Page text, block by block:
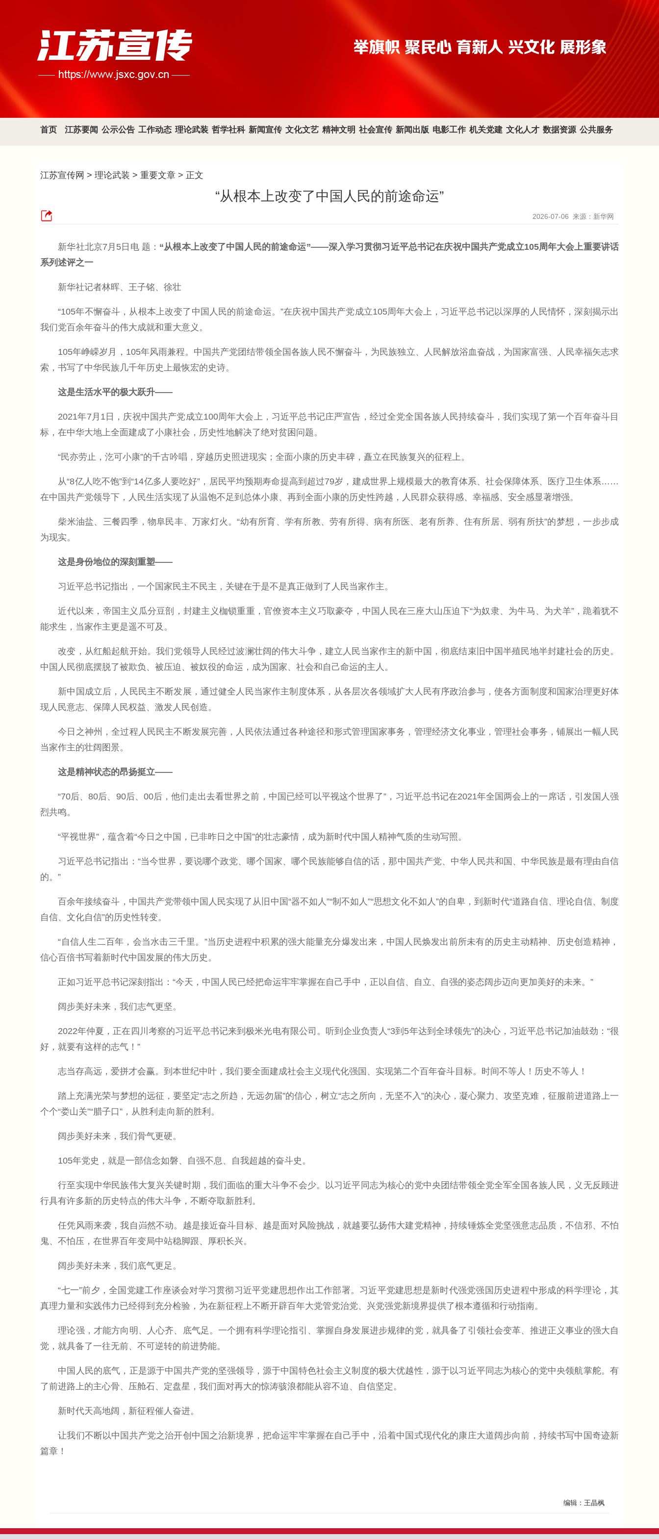
首页 江苏要闻 公示公告 工作动态 理论武装 哲学社科 新闻宣传 文化文艺 精神文明 社会宣传 新闻出版 电影工作 机关党建 文化人才 数据资源 公共服务
江苏宣传网 > 理论武装 > 重要文章 > 正文
“从根本上改变了中国人民的前途命运”
2026-07-06 来源：新华网
新华社北京7月5日电 题： “从根本上改变了中国人民的前途命运”——深入学习贯彻习近平总书记在庆祝中国共产党成立105周年大会上重要讲话
系列述评之一
新华社记者林晖、王子铭、徐壮
“105年不懈奋斗，从根本上改变了中国人民的前途命运。”在庆祝中国共产党成立105周年大会上，习近平总书记以深厚的人民情怀，深刻揭示出
我们党百余年奋斗的伟大成就和重大意义。
105年峥嵘岁月，105年风雨兼程。中国共产党团结带领全国各族人民不懈奋斗，为民族独立、人民解放浴血奋战，为国家富强、人民幸福矢志求
索，书写了中华民族几千年历史上最恢宏的史诗。
这是生活水平的极大跃升——
2021年7月1日，庆祝中国共产党成立100周年大会上，习近平总书记庄严宣告，经过全党全国各族人民持续奋斗，我们实现了第一个百年奋斗目
标，在中华大地上全面建成了小康社会，历史性地解决了绝对贫困问题。
“民亦劳止，汔可小康”的千古吟唱，穿越历史照进现实；全面小康的历史丰碑，矗立在民族复兴的征程上。
从“8亿人吃不饱”到“14亿多人要吃好”，居民平均预期寿命提高到超过79岁，建成世界上规模最大的教育体系、社会保障体系、医疗卫生体系……
在中国共产党领导下，人民生活实现了从温饱不足到总体小康、再到全面小康的历史性跨越，人民群众获得感、幸福感、安全感显著增强。
柴米油盐、三餐四季，物阜民丰、万家灯火。“幼有所育、学有所教、劳有所得、病有所医、老有所养、住有所居、弱有所扶”的梦想，一步步成
为现实。
这是身份地位的深刻重塑——
习近平总书记指出，一个国家民主不民主，关键在于是不是真正做到了人民当家作主。
近代以来，帝国主义瓜分豆剖，封建主义枷锁重重，官僚资本主义巧取豪夺，中国人民在三座大山压迫下“为奴隶、为牛马、为犬羊”，跪着犹不
能求生，当家作主更是遥不可及。
改变，从红船起航开始。我们党领导人民经过波澜壮阔的伟大斗争，建立人民当家作主的新中国，彻底结束旧中国半殖民地半封建社会的历史。
中国人民彻底摆脱了被欺负、被压迫、被奴役的命运，成为国家、社会和自己命运的主人。
新中国成立后，人民民主不断发展，通过健全人民当家作主制度体系，从各层次各领域扩大人民有序政治参与，使各方面制度和国家治理更好体
现人民意志、保障人民权益、激发人民创造。
今日之神州，全过程人民民主不断发展完善，人民依法通过各种途径和形式管理国家事务，管理经济文化事业，管理社会事务，铺展出一幅人民
当家作主的壮阔图景。
这是精神状态的昂扬挺立——
“70后、80后、90后、00后，他们走出去看世界之前，中国已经可以平视这个世界了”，习近平总书记在2021年全国两会上的一席话，引发国人强
烈共鸣。
“平视世界”，蕴含着“今日之中国，已非昨日之中国”的壮志豪情，成为新时代中国人精神气质的生动写照。
习近平总书记指出：“当今世界，要说哪个政党、哪个国家、哪个民族能够自信的话，那中国共产党、中华人民共和国、中华民族是最有理由自信
的。”
百余年接续奋斗，中国共产党带领中国人民实现了从旧中国“器不如人”“制不如人”“思想文化不如人”的自卑，到新时代“道路自信、理论自信、制度
自信、文化自信”的历史性转变。
“自信人生二百年，会当水击三千里。”当历史进程中积累的强大能量充分爆发出来，中国人民焕发出前所未有的历史主动精神、历史创造精神，
信心百倍书写着新时代中国发展的伟大历史。
正如习近平总书记深刻指出：“今天，中国人民已经把命运牢牢掌握在自己手中，正以自信、自立、自强的姿态阔步迈向更加美好的未来。”
阔步美好未来，我们志气更坚。
2022年仲夏，正在四川考察的习近平总书记来到极米光电有限公司。听到企业负责人“3到5年达到全球领先”的决心，习近平总书记加油鼓劲：“很
好，就要有这样的志气！”
志当存高远，爱拼才会赢。到本世纪中叶，我们要全面建成社会主义现代化强国、实现第二个百年奋斗目标。时间不等人！历史不等人！
踏上充满光荣与梦想的远征，要坚定“志之所趋，无远勿届”的信心，树立“志之所向，无坚不入”的决心，凝心聚力、攻坚克难，征服前进道路上一
个个“娄山关”“腊子口”，从胜利走向新的胜利。
阔步美好未来，我们骨气更硬。
105年党史，就是一部信念如磐、自强不息、自我超越的奋斗史。
行至实现中华民族伟大复兴关键时期，我们面临的重大斗争不会少。以习近平同志为核心的党中央团结带领全党全军全国各族人民，义无反顾进
行具有许多新的历史特点的伟大斗争，不断夺取新胜利。
任凭风雨来袭，我自岿然不动。越是接近奋斗目标、越是面对风险挑战，就越要弘扬伟大建党精神，持续锤炼全党坚强意志品质，不信邪、不怕
鬼、不怕压，在世界百年变局中站稳脚跟、厚积长兴。
阔步美好未来，我们底气更足。
“七一”前夕，全国党建工作座谈会对学习贯彻习近平党建思想作出工作部署。习近平党建思想是新时代强党强国历史进程中形成的科学理论，其
真理力量和实践伟力已经得到充分检验，为在新征程上不断开辟百年大党管党治党、兴党强党新境界提供了根本遵循和行动指南。
理论强，才能方向明、人心齐、底气足。一个拥有科学理论指引、掌握自身发展进步规律的党，就具备了引领社会变革、推进正义事业的强大自
觉，就具备了一往无前、不可逆转的前进势能。
中国人民的底气，正是源于中国共产党的坚强领导，源于中国特色社会主义制度的极大优越性，源于以习近平同志为核心的党中央领航掌舵。有
了前进路上的主心骨、压舱石、定盘星，我们面对再大的惊涛骇浪都能从容不迫、自信坚定。
新时代天高地阔，新征程催人奋进。
让我们不断以中国共产党之治开创中国之治新境界，把命运牢牢掌握在自己手中，沿着中国式现代化的康庄大道阔步向前，持续书写中国奇迹新
篇章！
编辑：王晶枫